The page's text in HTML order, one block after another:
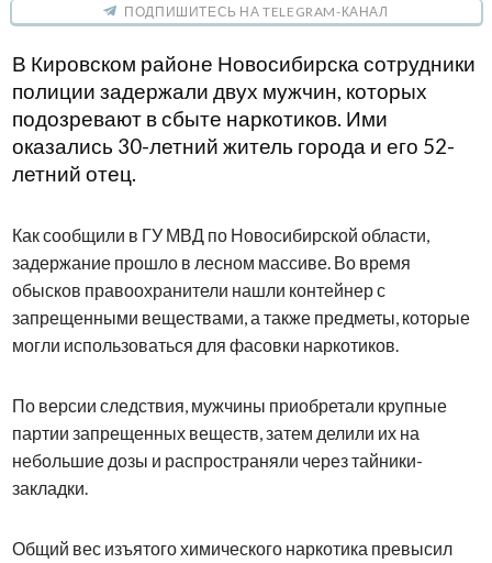
ПОДПИШИТЕСЬ НА TELEGRAM-КАНАЛ
В Кировском районе Новосибирска сотрудники
полиции задержали двух мужчин, которых
подозревают в сбыте наркотиков. Ими
оказались 30-летний житель города и его 52-
летний отец.
Как сообщили в ГУ МВД по Новосибирской области,
задержание прошло в лесном массиве. Во время
обысков правоохранители нашли контейнер с
запрещенными веществами, а также предметы, которые
могли использоваться для фасовки наркотиков.
По версии следствия, мужчины приобретали крупные
партии запрещенных веществ, затем делили их на
небольшие дозы и распространяли через тайники-
закладки.
Общий вес изъятого химического наркотика превысил